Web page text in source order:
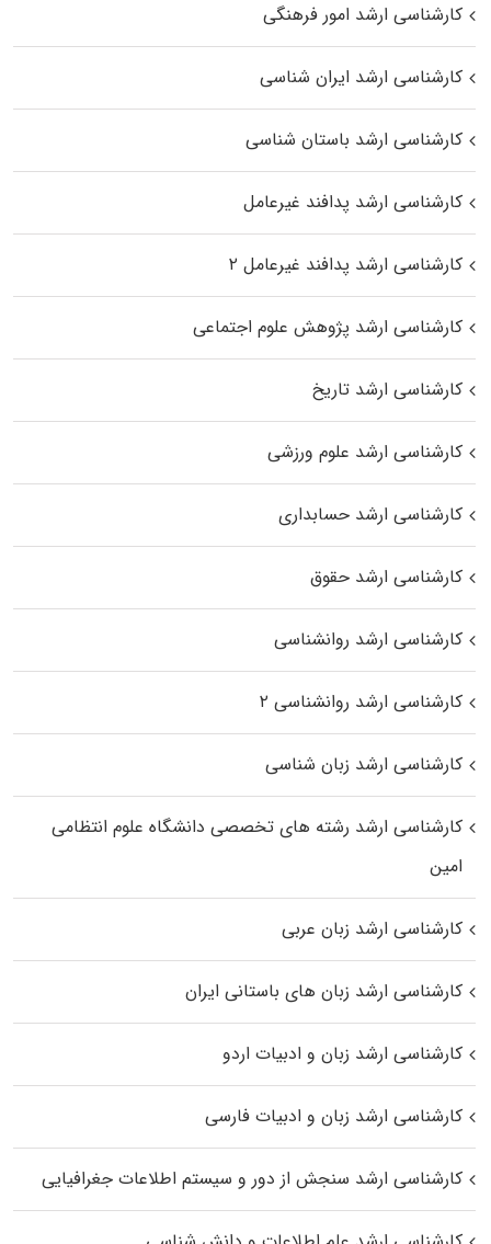
کارشناسی ارشد امور فرهنگی
کارشناسی ارشد ایران شناسی
کارشناسی ارشد باستان شناسی
کارشناسی ارشد پدافند غیرعامل
کارشناسی ارشد پدافند غیرعامل ۲
کارشناسی ارشد پژوهش علوم اجتماعی
کارشناسی ارشد تاریخ
کارشناسی ارشد علوم ورزشی
کارشناسی ارشد حسابداری
کارشناسی ارشد حقوق
کارشناسی ارشد روانشناسی
کارشناسی ارشد روانشناسی ۲
کارشناسی ارشد زبان شناسی
کارشناسی ارشد رﺷﺘﻪ ﻫﺎی تخصصی داﻧﺸﮕﺎه ﻋﻠﻮم انتظامی
اﻣﻴﻦ
کارشناسی ارشد زبان عربی
کارشناسی ارشد زبان‌ های باستانی ایران
کارشناسی ارشد زبان و ادبیات اردو
کارشناسی ارشد زبان و ادبیات فارسی
کارشناسی ارشد سنجش از دور و سیستم اطلاعات جغرافیایی